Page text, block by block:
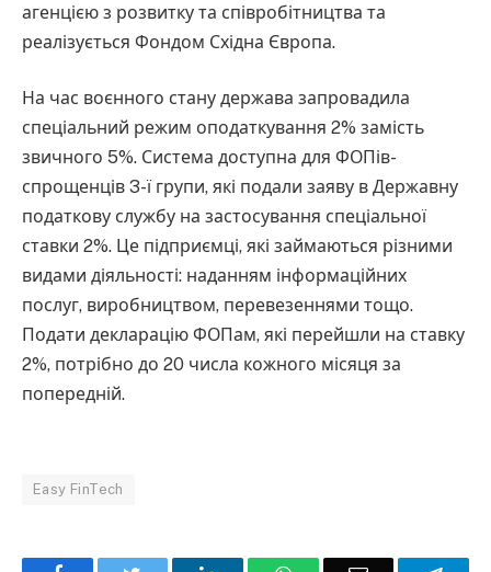
агенцією з розвитку та співробітництва та
реалізується Фондом Східна Європа.
На час воєнного стану держава запровадила
спеціальний режим оподаткування 2% замість
звичного 5%. Система доступна для ФОПів-
спрощенців 3-ї групи, які подали заяву в Державну
податкову службу на застосування спеціальної
ставки 2%. Це підприємці, які займаються різними
видами діяльності: наданням інформаційних
послуг, виробництвом, перевезеннями тощо.
Подати декларацію ФОПам, які перейшли на ставку
2%, потрібно до 20 числа кожного місяця за
попередній.
Easy FinTech